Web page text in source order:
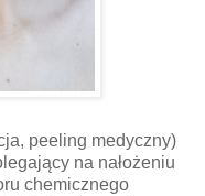
peeling medyczny)
na nałożeniu
chemicznego